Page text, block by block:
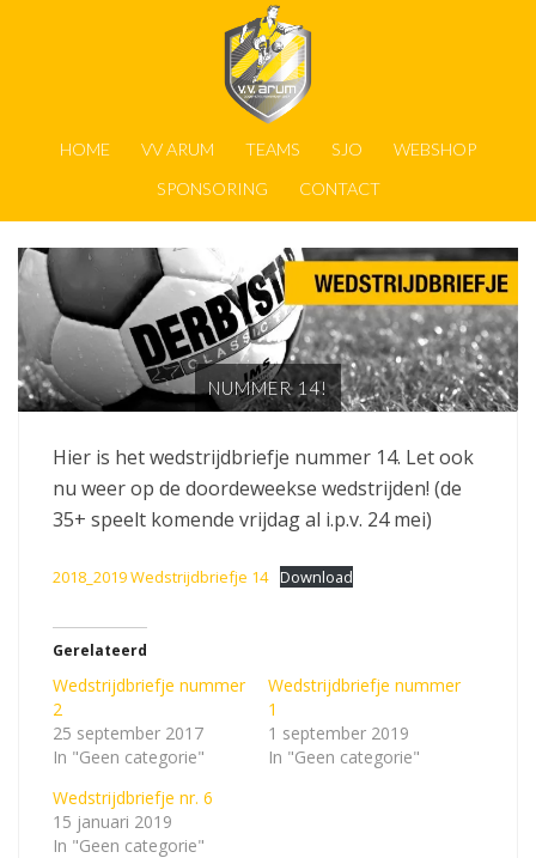
HOME VV ARUM TEAMS SJO
WEBSHOP
SPONSORING
CONTACT
NUMMER 14!
Hier is het wedstrijdbriefje nummer 14. Let ook
nu weer op de doordeweekse wedstrijden! (de
35+ speelt komende vrijdag al i.p.v. 24 mei)
2018_2019 Wedstrijdbriefje 14 Download
Gerelateerd
Wedstrijdbriefje nummer
2
25 september 2017
In "Geen categorie"
Wedstrijdbriefje nummer
1
1 september 2019
In "Geen categorie"
Wedstrijdbriefje nr. 6
15 januari 2019
In "Geen categorie"